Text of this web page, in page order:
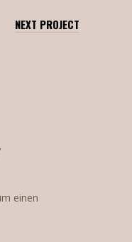
NEXT PROJECT
einen